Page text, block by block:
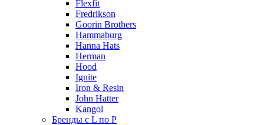
Flexfit
Fredrikson
Goorin Brothers
Hammaburg
Hanna Hats
Herman
Hood
Ignite
Iron & Resin
John Hatter
Kangol
Бренды с L по P